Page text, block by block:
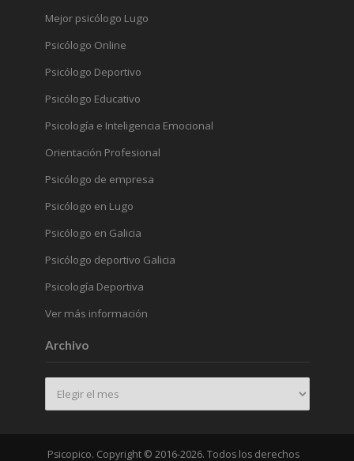
Mejor psicólogo Lugo
Psicólogo Online
Psicólogo Deportivo
Psicólogo Educativo
Psicología e Inteligencia Emocional
Orientación Profesional
Psicólogo de empresa
Psicólogo en Lugo
Psicólogo en Galicia
Psicólogo deportivo Galicia
Psicología Deportiva
Ver más información
Archivo
Archivo
Psicopico. Copyright © 2016-2026. Todos los derechos